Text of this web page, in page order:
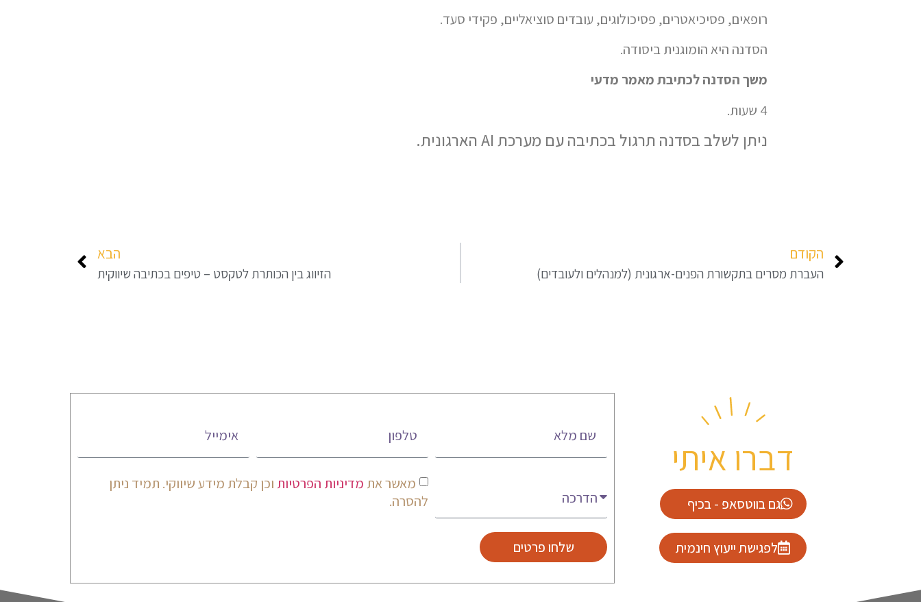
רופאים, פסיכיאטרים, פסיכולוגים, עובדים סוציאליים, פקידי סעד.
הסדנה היא הומוגנית ביסודה.
משך הסדנה לכתיבת מאמר מדעי
4 שעות.
ניתן לשלב בסדנה תרגול בכתיבה עם מערכת AI הארגונית.
הקודם
העברת מסרים בתקשורת הפנים-ארגונית (למנהלים ולעובדים)
הבא
הזיווג בין הכותרת לטקסט – טיפים בכתיבה שיווקית
דברו איתי
גם בווטסאפ - בכיף
לפגישת ייעוץ חינמית
מאשר את מדיניות הפרטיות וכן קבלת מידע שיווקי. תמיד ניתן
להסרה.
שלחו פרטים